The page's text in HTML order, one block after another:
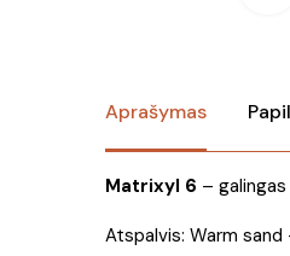
Aprašymas
Matrixyl 6 –
Atspalvis: Warm